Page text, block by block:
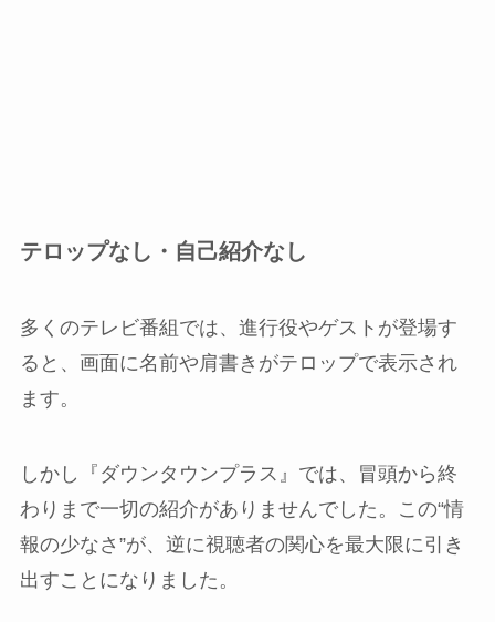
テロップなし・自己紹介なし
多くのテレビ番組では、進行役やゲストが登場す
ると、画面に名前や肩書きがテロップで表示され
ます。
しかし『ダウンタウンプラス』では、冒頭から終
わりまで一切の紹介がありませんでした。この“情
報の少なさ”が、逆に視聴者の関心を最大限に引き
出すことになりました。